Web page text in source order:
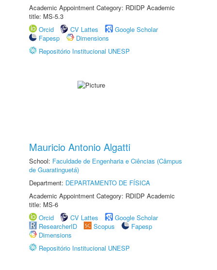
Academic Appointment Category: RDIDP Academic
title: MS-5.3
Orcid
CV Lattes
Google Scholar
Fapesp
Dimensions
Repositório Institucional UNESP
Mauricio Antonio Algatti
School: Faculdade de Engenharia e Ciências (Câmpus
de Guaratinguetá)
Department: DEPARTAMENTO DE FÍSICA
Academic Appointment Category: RDIDP Academic
title: MS-6
Orcid
CV Lattes
Google Scholar
ResearcherID
Scopus
Fapesp
Dimensions
Repositório Institucional UNESP